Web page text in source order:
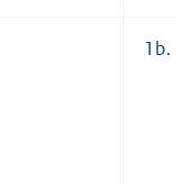
1b.